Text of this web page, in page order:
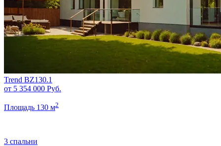
Trend BZ130.1
от 5 354 000 Руб.
Площадь 130 м2
3 спальни